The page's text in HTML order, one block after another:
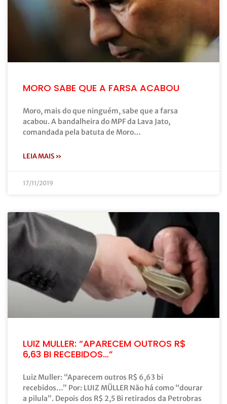
MORO SABE QUE A FARSA ACABOU
Moro, mais do que ninguém, sabe que a farsa
acabou. A bandalheira do MPF da Lava Jato,
comandada pela batuta de Moro…
LEIA MAIS »
17/11/2019
LUIZ MULLER: “APARECEM OUTROS R$
6,63 BI RECEBIDOS…”
Luiz Muller: “Aparecem outros R$ 6,63 bi
recebidos…” Por: LUIZ MÜLLER Não há como “dourar
a pilula”. Depois dos R$ 2,5 Bi retirados da Petrobras